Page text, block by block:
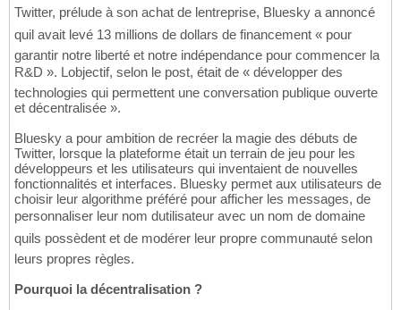
Twitter, prélude à son achat de lentreprise, Bluesky a annoncé
quil avait levé 13 millions de dollars de financement « pour
garantir notre liberté et notre indépendance pour commencer la
R&D ». Lobjectif, selon le post, était de « développer des
technologies qui permettent une conversation publique ouverte
et décentralisée ».
Bluesky a pour ambition de recréer la magie des débuts de
Twitter, lorsque la plateforme était un terrain de jeu pour les
développeurs et les utilisateurs qui inventaient de nouvelles
fonctionnalités et interfaces. Bluesky permet aux utilisateurs de
choisir leur algorithme préféré pour afficher les messages, de
personnaliser leur nom dutilisateur avec un nom de domaine
quils possèdent et de modérer leur propre communauté selon
leurs propres règles.
Pourquoi la décentralisation ?